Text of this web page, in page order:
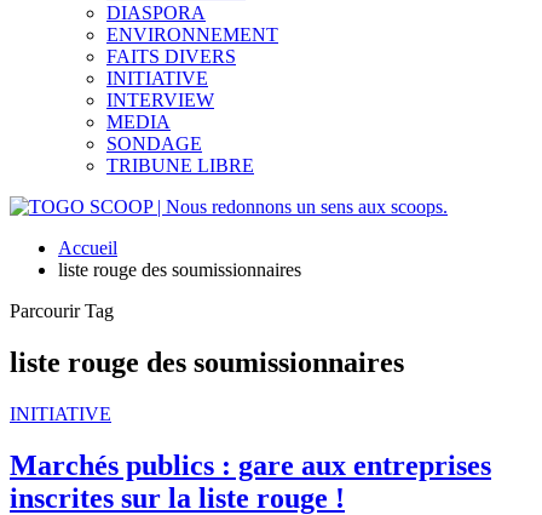
DIASPORA
ENVIRONNEMENT
FAITS DIVERS
INITIATIVE
INTERVIEW
MEDIA
SONDAGE
TRIBUNE LIBRE
Accueil
liste rouge des soumissionnaires
Parcourir Tag
liste rouge des soumissionnaires
INITIATIVE
Marchés publics : gare aux entreprises
inscrites sur la liste rouge !